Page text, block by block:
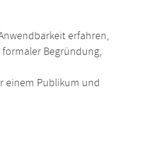
erfahren,
Begründung,
einem Publikum und